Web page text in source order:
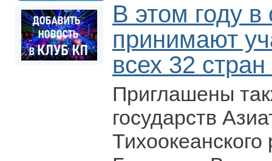
В этом году
принимают
всех 32
Приглашены
государств
Тихоокеанского